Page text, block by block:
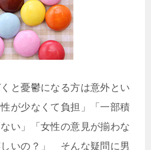
と憂鬱になる方は意外とい
が少なくて負担」「一部積
い」「女性の意見が揃わな
いの？」 そんな疑問に男